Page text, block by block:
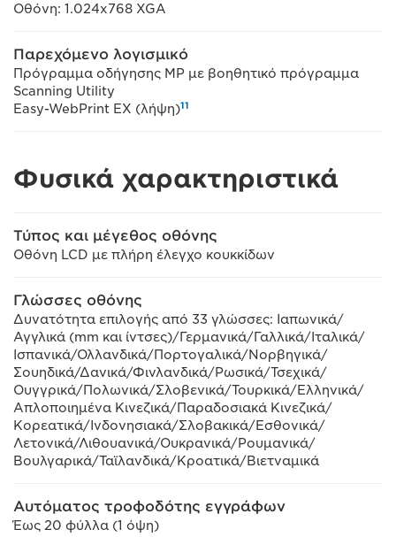
Οθόνη: 1.024x768 XGA
Παρεχόμενο λογισμικό
Πρόγραμμα οδήγησης MP με βοηθητικό πρόγραμμα
Scanning Utility
Easy-WebPrint EX (λήψη)11
Φυσικά χαρακτηριστικά
Τύπος και μέγεθος οθόνης
Οθόνη LCD με πλήρη έλεγχο κουκκίδων
Γλώσσες οθόνης
Δυνατότητα επιλογής από 33 γλώσσες: Ιαπωνικά/
Αγγλικά (mm και ίντσες)/Γερμανικά/Γαλλικά/Ιταλικά/
Ισπανικά/Ολλανδικά/Πορτογαλικά/Νορβηγικά/
Σουηδικά/Δανικά/Φινλανδικά/Ρωσικά/Τσεχικά/
Ουγγρικά/Πολωνικά/Σλοβενικά/Τουρκικά/Ελληνικά/
Απλοποιημένα Κινεζικά/Παραδοσιακά Κινεζικά/
Κορεατικά/Ινδονησιακά/Σλοβακικά/Εσθονικά/
Λετονικά/Λιθουανικά/Ουκρανικά/Ρουμανικά/
Βουλγαρικά/Ταϊλανδικά/Κροατικά/Βιετναμικά
Αυτόματος τροφοδότης εγγράφων
Έως 20 φύλλα (1 όψη)